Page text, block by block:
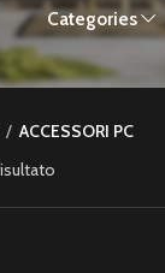
Categories
ACCESSORI PC